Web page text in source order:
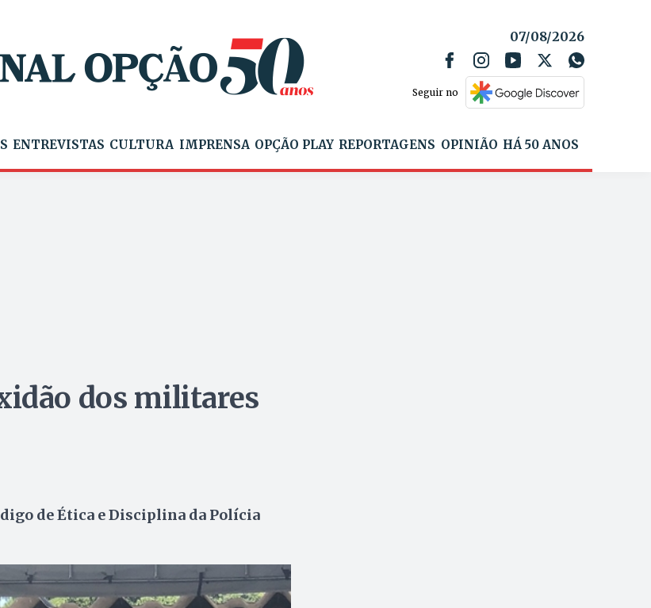
07/08/2026
Seguir no
ENTREVISTAS CULTURA IMPRENSA OPÇÃO PLAY REPORTAGENS OPINIÃO HÁ 50 ANOS
dos militares
de Ética e Disciplina da Polícia